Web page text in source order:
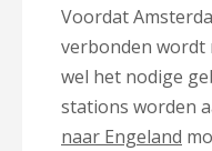
Voordat
verbonden wordt
wel het nodige
stations worden
naar Engeland